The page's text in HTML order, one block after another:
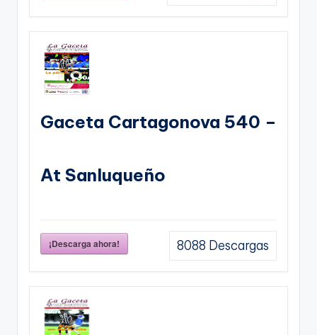
Gaceta Cartagonova 540 –
At Sanluqueño
¡Descarga ahora! 8088 Descargas